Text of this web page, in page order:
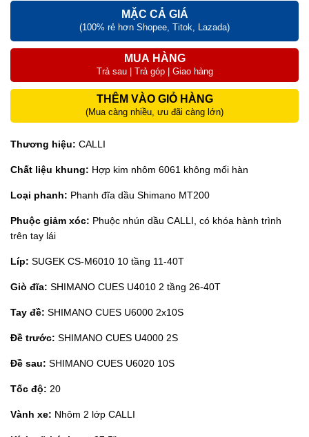
MẶC CẢ GIÁ
(100% rẻ hơn Shopee, Titok, Lazada)
MUA HÀNG
Trả sau | Trả góp | Giao hàng
THÊM VÀO GIỎ HÀNG
(Mua càng nhiều, ưu đãi càng lớn)
Thương hiệu: CALLI
Chất liệu khung: Hợp kim nhôm 6061 không mối hàn
Loại phanh: Phanh đĩa dầu Shimano MT200
Phuộc giảm xóc: Phuộc nhún dầu CALLI, có khóa hành trình
trên tay lái
Líp: SUGEK CS-M6010 10 tầng 11-40T
Giò đĩa: SHIMANO CUES U4010 2 tầng 26-40T
Tay đề: SHIMANO CUES U6000 2x10S
Đề trước: SHIMANO CUES U4000 2S
Đề sau: SHIMANO CUES U6020 10S
Tốc độ: 20
Vành xe: Nhôm 2 lớp CALLI